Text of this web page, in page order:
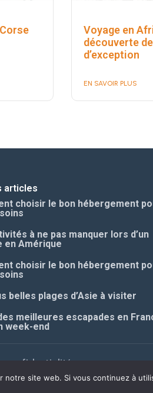
Voyage en
découverte
d’exception
EN SAVOIR PLUS
articles
choisir le bon hébergement
à ne pas manquer lors d’un
en Amérique
choisir le bon hébergement
belles plages d’Asie à visiter
meilleures escapades en
week-end
confidentialité
site web. Si vous continuez à